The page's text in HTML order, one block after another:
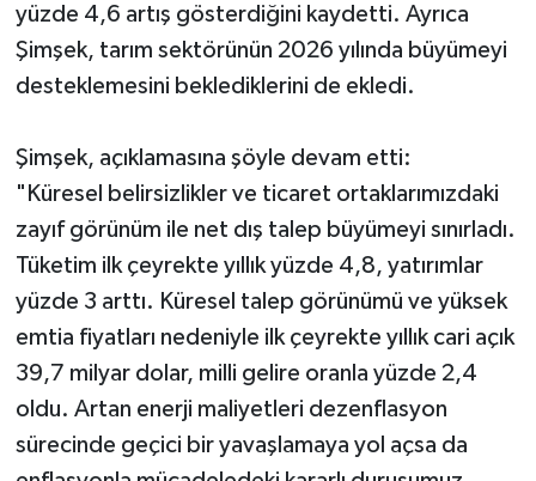
yüzde 4,6 artış gösterdiğini kaydetti. Ayrıca
Şimşek, tarım sektörünün 2026 yılında büyümeyi
desteklemesini beklediklerini de ekledi.
Şimşek, açıklamasına şöyle devam etti:
"Küresel belirsizlikler ve ticaret ortaklarımızdaki
zayıf görünüm ile net dış talep büyümeyi sınırladı.
Tüketim ilk çeyrekte yıllık yüzde 4,8, yatırımlar
yüzde 3 arttı. Küresel talep görünümü ve yüksek
emtia fiyatları nedeniyle ilk çeyrekte yıllık cari açık
39,7 milyar dolar, milli gelire oranla yüzde 2,4
oldu. Artan enerji maliyetleri dezenflasyon
sürecinde geçici bir yavaşlamaya yol açsa da